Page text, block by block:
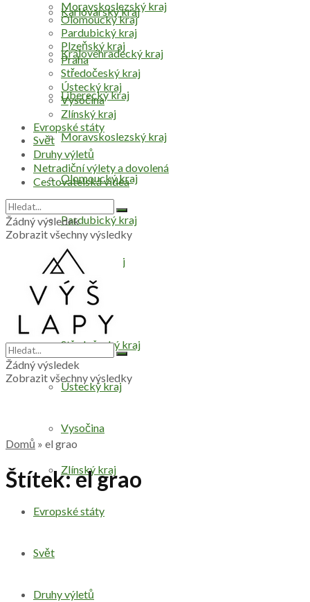
Karlovarský kraj
Královéhradecký kraj
Liberecký kraj
Moravskoslezský kraj
Olomoucký kraj
Pardubický kraj
Plzeňský kraj
Praha
Středočeský kraj
Ústecký kraj
Vysočina
Zlínský kraj
Evropské státy
Svět
Druhy výletů
Moravskoslezský kraj
Olomoucký kraj
Pardubický kraj
Plzeňský kraj
Praha
Středočeský kraj
Ústecký kraj
Vysočina
Zlínský kraj
Evropské státy
Svět
Druhy výletů
Netradiční výlety a dovolená
Cestovatelská videa
Žádný výsledek
Zobrazit všechny výsledky
Žádný výsledek
Zobrazit všechny výsledky
Domů » el grao
Štítek:el grao